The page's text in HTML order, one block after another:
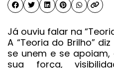
Já ouviu falar na
A “Teoria do Brilho”
se unem e se
sua força,